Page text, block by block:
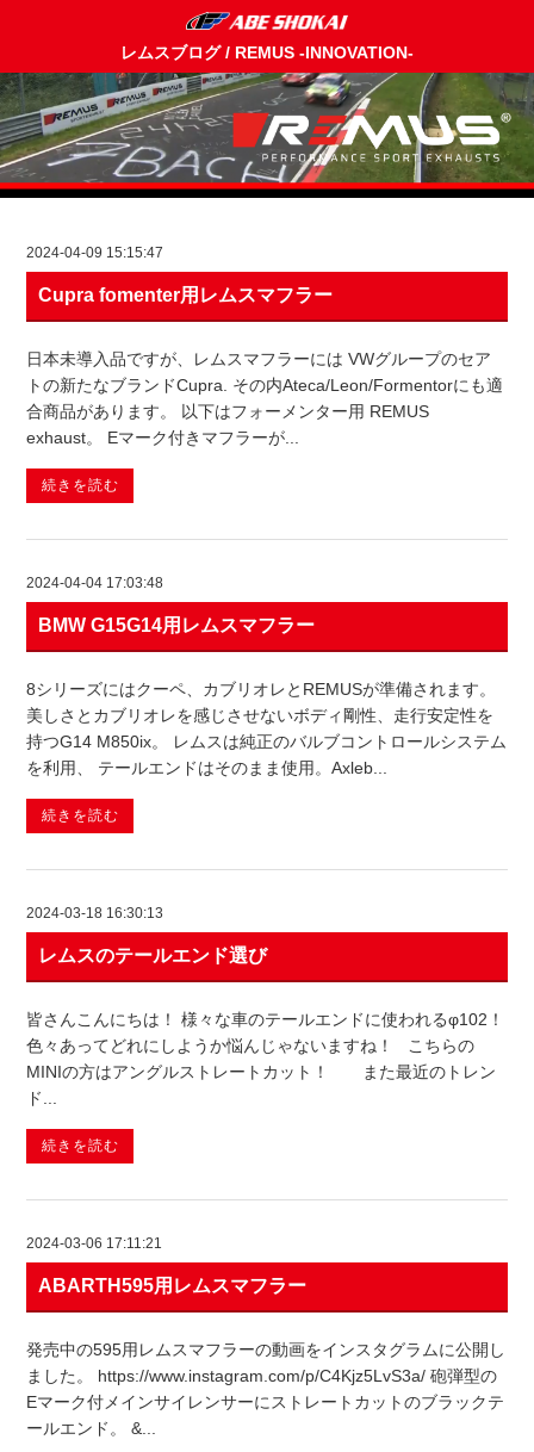
レムスブログ / REMUS -INNOVATION-
2024-04-09 15:15:47
Cupra fomenter用レムスマフラー
日本未導入品ですが、レムスマフラーには VWグループのセア
トの新たなブランドCupra. その内Ateca/Leon/Formentorにも適
合商品があります。 以下はフォーメンター用 REMUS
exhaust。 Eマーク付きマフラーが...
続きを読む
2024-04-04 17:03:48
BMW G15G14用レムスマフラー
8シリーズにはクーペ、カブリオレとREMUSが準備されます。
美しさとカブリオレを感じさせないボディ剛性、走行安定性を
持つG14 M850ix。 レムスは純正のバルブコントロールシステム
を利用、 テールエンドはそのまま使用。Axleb...
続きを読む
2024-03-18 16:30:13
レムスのテールエンド選び
皆さんこんにちは！ 様々な車のテールエンドに使われるφ102！
色々あってどれにしようか悩んじゃないますね！ こちらの
MINIの方はアングルストレートカット！ また最近のトレン
ド...
続きを読む
2024-03-06 17:11:21
ABARTH595用レムスマフラー
発売中の595用レムスマフラーの動画をインスタグラムに公開し
ました。 https://www.instagram.com/p/C4Kjz5LvS3a/ 砲弾型の
Eマーク付メインサイレンサーにストレートカットのブラックテ
ールエンド。 &...